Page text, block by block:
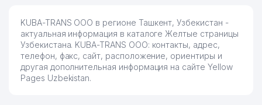
KUBA-TRANS ООО в регионе Ташкент, Узбекистан -
актуальная информация в каталоге Желтые страницы
Узбекистана. KUBA-TRANS ООО: контакты, адрес,
телефон, факс, сайт, расположение, ориентиры и
другая дополнительная информация на сайте Yellow
Pages Uzbekistan.